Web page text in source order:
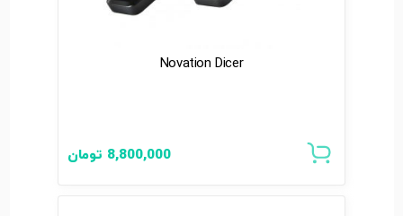
Novation Dicer
8,800,000 تومان